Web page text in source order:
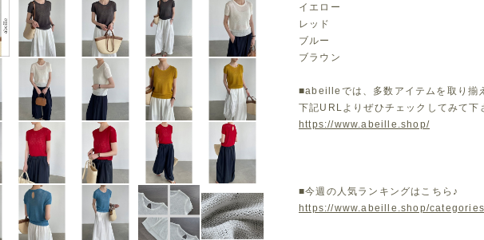
イエロー
レッド
ブルー
ブラウン
■abeilleでは、多数アイテムを取り揃
下記URLよりぜひチェックしてみて下
https://www.abeille.shop/
■今週の人気ランキングはこちら♪
https://www.abeille.shop/